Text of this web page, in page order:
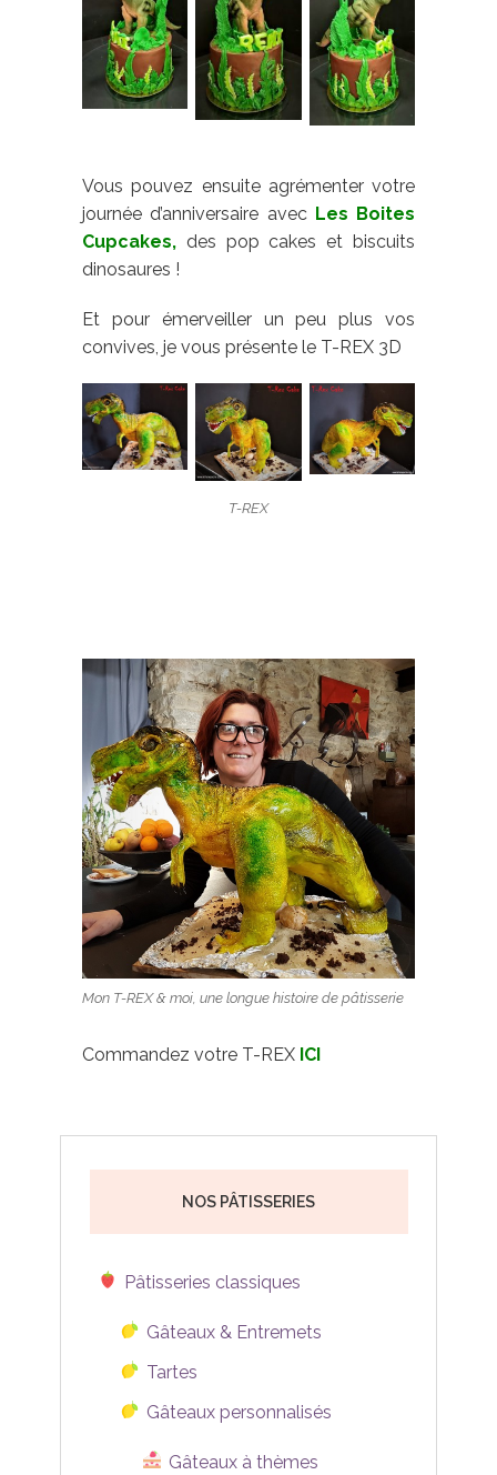
Vous pouvez ensuite agrémenter votre
journée d’anniversaire avec Les Boites
Cupcakes, des pop cakes et biscuits
dinosaures !
Et pour émerveiller un peu plus vos
convives, je vous présente le T-REX 3D
T-REX
Mon T-REX & moi, une longue histoire de pâtisserie
Commandez votre T-REX ICI
NOS PÂTISSERIES
Pâtisseries classiques
Gâteaux & Entremets
Tartes
Gâteaux personnalisés
Gâteaux à thèmes